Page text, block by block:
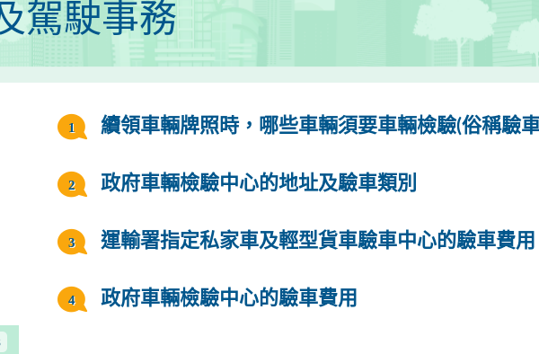
駕駛事務
續領車輛牌照時，哪些車輛須要車輛檢驗(俗稱驗
政府車輛檢驗中心的地址及驗車類別
運輸署指定私家車及輕型貨車驗車中心的驗車費用
政府車輛檢驗中心的驗車費用